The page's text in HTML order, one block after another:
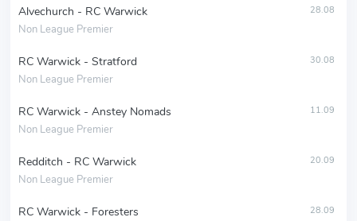
Alvechurch - RC Warwick
Non League Premier
28.08
RC Warwick - Stratford
Non League Premier
30.08
RC Warwick - Anstey Nomads
Non League Premier
11.09
Redditch - RC Warwick
Non League Premier
20.09
RC Warwick - Foresters 28.09